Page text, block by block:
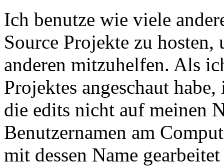
Ich benutze wie viele
Source Projekte zu hosten,
anderen mitzuhelfen. Als
Projektes angeschaut
die edits nicht auf meinen
Benutzernamen am
mit dessen Name